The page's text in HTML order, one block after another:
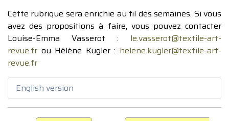
Cette rubrique sera enrichie au fil des semaines. Si vous
avez des propositions à faire, vous pouvez contacter
Louise-Emma Vasserot : le.vasserot@textile-art-
revue.fr ou Hélène Kugler : helene.kugler@textile-art-
revue.fr
English version